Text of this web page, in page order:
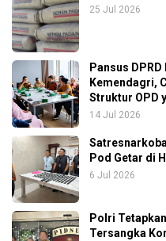
25 Jul 2026
Pansus
Kemendagri,
Struktur OPD
14 Jul 2026
Pod Getar di
6 Jul 2026
Polri
Tersangka